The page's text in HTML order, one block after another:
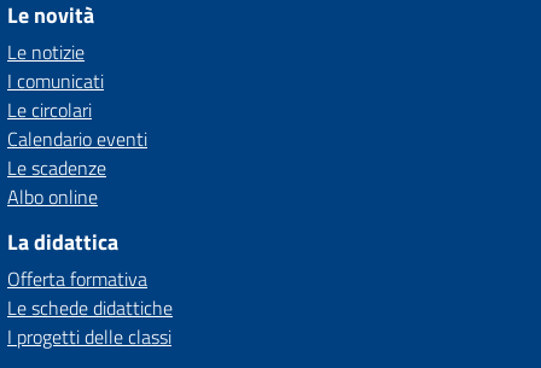
Le novità
Le notizie
I comunicati
Le circolari
Calendario eventi
Le scadenze
Albo online
La didattica
Offerta formativa
Le schede didattiche
I progetti delle classi